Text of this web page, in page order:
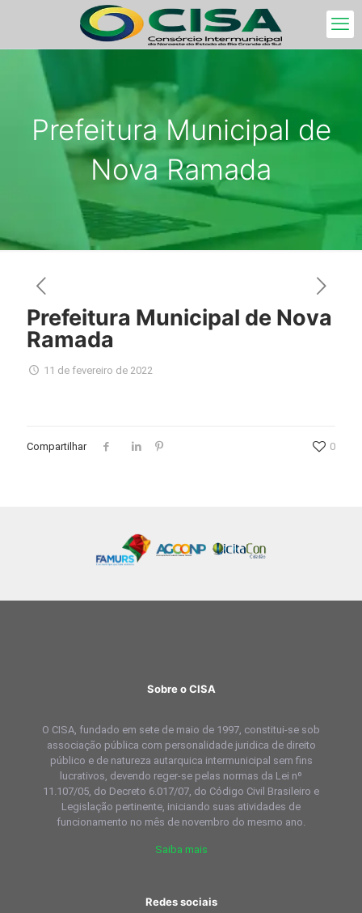
Prefeitura Municipal de
Nova Ramada
Prefeitura Municipal de Nova
Ramada
11 de fevereiro de 2022
Compartilhar 0
Sobre o CISA
O CISA, fundado em sete de maio de 1997, constitui-se sob
associação pública com personalidade juridica de direito
público e de natureza autarquica intermunicipal sem fins
lucrativos, devendo reger-se pelas normas da Lei nº
11.107/05, do Decreto 6.017/07, do Código Civil Brasileiro e
Legislação pertinente, iniciando suas atividades de
funcionamento no mês de novembro do mesmo ano.
Saiba mais
Redes sociais